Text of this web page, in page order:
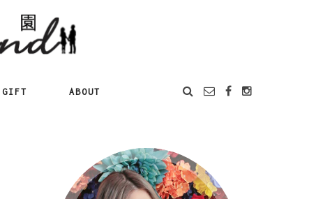
GIFT ABOUT